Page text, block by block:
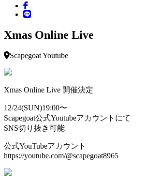
Xmas Online Live
Scapegoat Youtube
Xmas Online Live 開催決定
12/24(SUN)19:00〜
Scapegoat公式Youtubeアカウントにて
SNS切り抜き可能
公式YouTubeアカウント
https://youtube.com/@scapegoat8965